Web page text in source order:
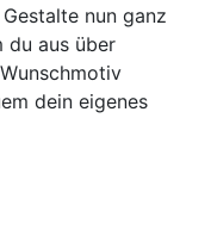
nun ganz
du aus über
dein eigenes